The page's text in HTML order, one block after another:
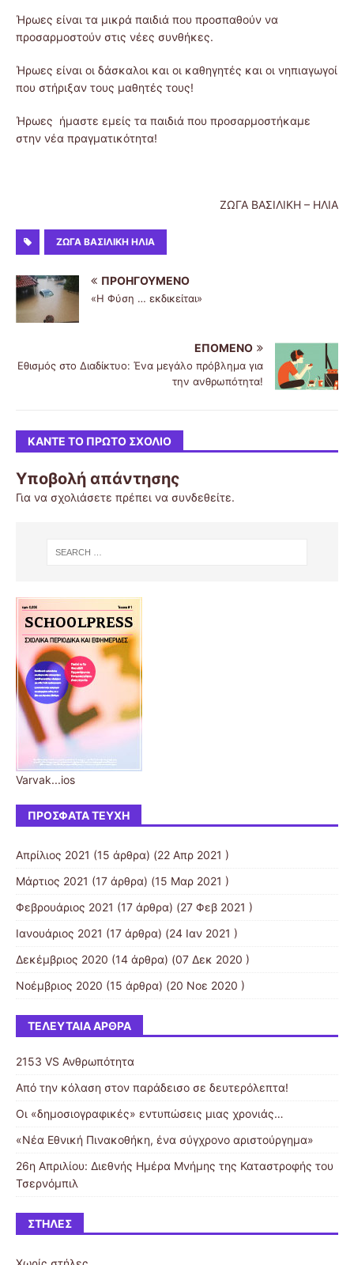
Ήρωες είναι τα μικρά παιδιά που προσπαθούν να
προσαρμοστούν στις νέες συνθήκες.
Ήρωες είναι οι δάσκαλοι και οι καθηγητές και οι νηπιαγωγοί
που στήριξαν τους μαθητές τους!
Ήρωες ήμαστε εμείς τα παιδιά που προσαρμοστήκαμε
στην νέα πραγματικότητα!
ΖΩΓΑ ΒΑΣΙΛΙΚΗ – ΗΛΙΑ
ΖΩΓΑ ΒΑΣΙΛΙΚΗ ΗΛΙΑ
ΠΡΟΗΓΟΎΜΕΝΟ
«Η Φύση … εκδικείται»
ΕΠΌΜΕΝΟ
Εθισμός στο Διαδίκτυο: Ένα μεγάλο πρόβλημα για
την ανθρωπότητα!
ΚΆΝΤΕ ΤΟ ΠΡΏΤΟ ΣΧΌΛΙΟ
Υποβολή απάντησης
Για να σχολιάσετε πρέπει να συνδεθείτε.
Varvak...ios
ΠΡΌΣΦΑΤΑ ΤΕΎΧΗ
Απρίλιος 2021 (15 άρθρα) (22 Απρ 2021 )
Μάρτιος 2021 (17 άρθρα) (15 Μαρ 2021 )
Φεβρουάριος 2021 (17 άρθρα) (27 Φεβ 2021 )
Ιανουάριος 2021 (17 άρθρα) (24 Ιαν 2021 )
Δεκέμβριος 2020 (14 άρθρα) (07 Δεκ 2020 )
Νοέμβριος 2020 (15 άρθρα) (20 Νοε 2020 )
ΤΕΛΕΥΤΑΊΑ ΆΡΘΡΑ
2153 VS Ανθρωπότητα
Από την κόλαση στον παράδεισο σε δευτερόλεπτα!
Οι «δημοσιογραφικές» εντυπώσεις μιας χρονιάς…
«Νέα Εθνική Πινακοθήκη, ένα σύγχρονο αριστούργημα»
26η Απριλίου: Διεθνής Ημέρα Μνήμης της Καταστροφής του
Τσερνόμπιλ
ΣΤΉΛΕΣ